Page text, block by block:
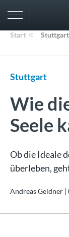
Start
Stuttgart
Wie
Seele
Ob die Ideale
überleben,
Andreas Geldner |